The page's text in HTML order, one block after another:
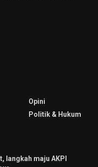
Opini
Politik & Hukum
langkah maju AKPI